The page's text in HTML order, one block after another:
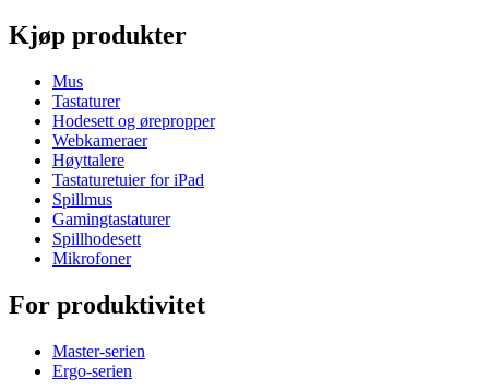
Kjøp produkter
Mus
Tastaturer
Hodesett og ørepropper
Webkameraer
Høyttalere
Tastaturetuier for iPad
Spillmus
Gamingtastaturer
Spillhodesett
Mikrofoner
For produktivitet
Master-serien
Ergo-serien